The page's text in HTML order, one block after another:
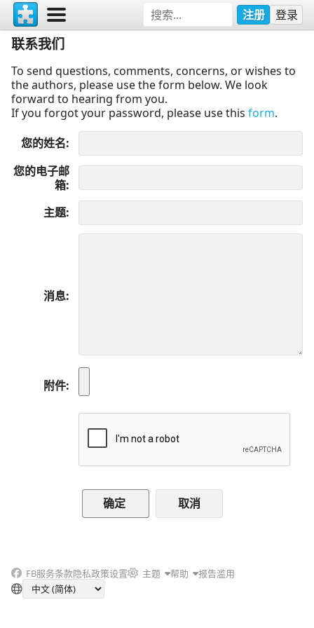
注册 登录
联系我们
To send questions, comments, concerns, or wishes to
the authors, please use the form below. We look
forward to hearing from you.
If you forgot your password, please use this form.
您的姓名
您的电子邮
箱
主题
消息
附件
取消
FB服务条款隐私政策设置 主题 帮助 报告滥用